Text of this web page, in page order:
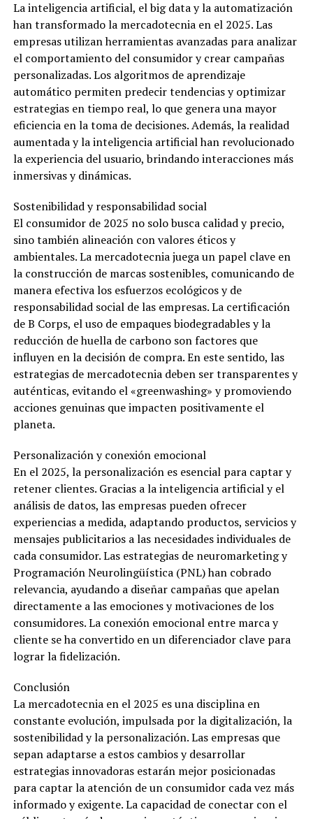
La inteligencia artificial, el big data y la automatización
han transformado la mercadotecnia en el 2025. Las
empresas utilizan herramientas avanzadas para analizar
el comportamiento del consumidor y crear campañas
personalizadas. Los algoritmos de aprendizaje
automático permiten predecir tendencias y optimizar
estrategias en tiempo real, lo que genera una mayor
eficiencia en la toma de decisiones. Además, la realidad
aumentada y la inteligencia artificial han revolucionado
la experiencia del usuario, brindando interacciones más
inmersivas y dinámicas.
Sostenibilidad y responsabilidad social
El consumidor de 2025 no solo busca calidad y precio,
sino también alineación con valores éticos y
ambientales. La mercadotecnia juega un papel clave en
la construcción de marcas sostenibles, comunicando de
manera efectiva los esfuerzos ecológicos y de
responsabilidad social de las empresas. La certificación
de B Corps, el uso de empaques biodegradables y la
reducción de huella de carbono son factores que
influyen en la decisión de compra. En este sentido, las
estrategias de mercadotecnia deben ser transparentes y
auténticas, evitando el «greenwashing» y promoviendo
acciones genuinas que impacten positivamente el
planeta.
Personalización y conexión emocional
En el 2025, la personalización es esencial para captar y
retener clientes. Gracias a la inteligencia artificial y el
análisis de datos, las empresas pueden ofrecer
experiencias a medida, adaptando productos, servicios y
mensajes publicitarios a las necesidades individuales de
cada consumidor. Las estrategias de neuromarketing y
Programación Neurolingüística (PNL) han cobrado
relevancia, ayudando a diseñar campañas que apelan
directamente a las emociones y motivaciones de los
consumidores. La conexión emocional entre marca y
cliente se ha convertido en un diferenciador clave para
lograr la fidelización.
Conclusión
La mercadotecnia en el 2025 es una disciplina en
constante evolución, impulsada por la digitalización, la
sostenibilidad y la personalización. Las empresas que
sepan adaptarse a estos cambios y desarrollar
estrategias innovadoras estarán mejor posicionadas
para captar la atención de un consumidor cada vez más
informado y exigente. La capacidad de conectar con el